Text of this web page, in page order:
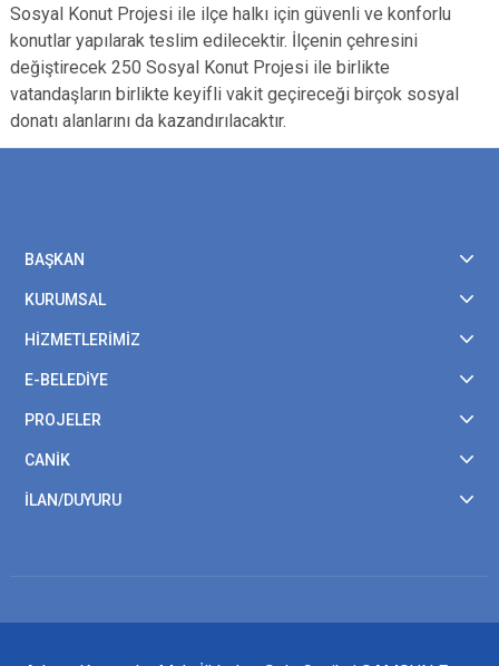
Sosyal Konut Projesi ile ilçe halkı için güvenli ve konforlu
konutlar yapılarak teslim edilecektir. İlçenin çehresini
değiştirecek 250 Sosyal Konut Projesi ile birlikte
vatandaşların birlikte keyifli vakit geçireceği birçok sosyal
donatı alanlarını da kazandırılacaktır.
BAŞKAN
KURUMSAL
HİZMETLERİMİZ
E-BELEDİYE
PROJELER
CANİK
İLAN/DUYURU